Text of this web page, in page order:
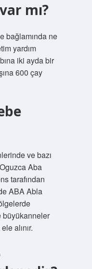
mı?
bağlamında ne
yardım
iki ayda bir
600 çay
ve bazı
Aba
tarafından
ABA Abla
büyükanneler
alınır.